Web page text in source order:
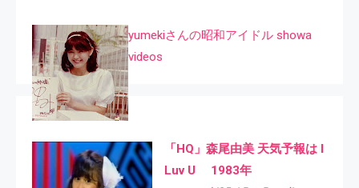
yumekiさんの昭和アイドル showa
videos
「HQ」森尾由美 天気予報は I
Luv U 1983年